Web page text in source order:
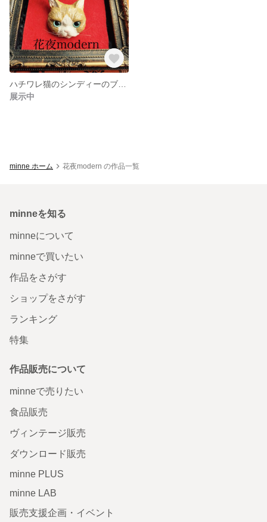
展示中
minne ホーム 花夜modern の作品一覧
minneを知る
minneについて
minneで買いたい
作品をさがす
ショップをさがす
ランキング
特集
作品販売について
minneで売りたい
食品販売
ヴィンテージ販売
ダウンロード販売
minne PLUS
minne LAB
販売支援企画・イベント